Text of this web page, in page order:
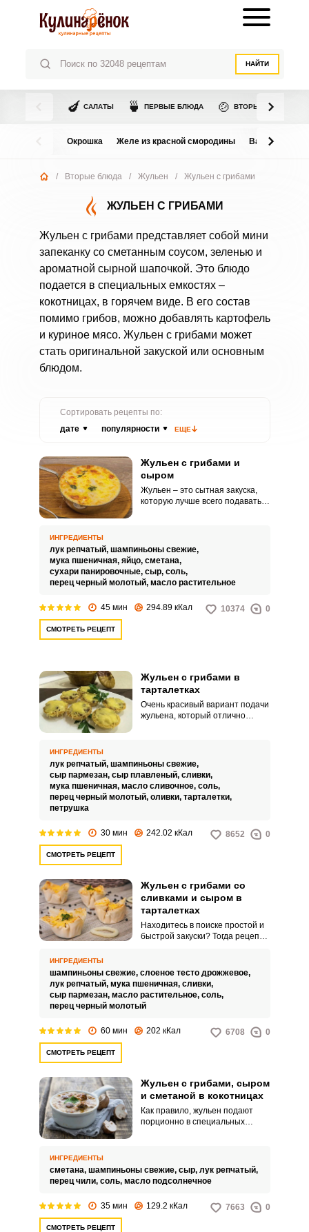
НАЙТИ
🍆 САЛАТЫ 🍵 ПЕРВЫЕ БЛЮДА 🍲 ВТОРЫЕ БЛЮДА
Окрошка Желе из красной смородины Варенье из
/ Вторые блюда / Жульен / Жульен с грибами
ЖУЛЬЕН С ГРИБАМИ
Жульен с грибами представляет собой мини
запеканку со сметанным соусом, зеленью и
ароматной сырной шапочкой. Это блюдо
подается в специальных емкостях –
кокотницах, в горячем виде. В его состав
помимо грибов, можно добавлять картофель
и куриное мясо. Жульен с грибами может
стать оригинальной закуской или основным
блюдом.
Сортировать рецепты по:
дате
популярности ЕЩЕ
Жульен с грибами и
сыром
Жульен – это сытная закуска,
которую лучше всего подавать
ИНГРЕДИЕНТЫ
лук репчатый, шампиньоны свежие,
мука пшеничная, яйцо, сметана,
сухари панировочные, сыр, соль,
перец черный молотый, масло растительное
45 мин 294.89 кКал 10374 0
СМОТРЕТЬ РЕЦЕПТ
Жульен с грибами в
тарталетках
Очень красивый вариант подачи
жульена, который отлично
ИНГРЕДИЕНТЫ
лук репчатый, шампиньоны свежие,
сыр пармезан, сыр плавленый, сливки,
мука пшеничная, масло сливочное, соль,
перец черный молотый, оливки, тарталетки,
петрушка
30 мин 242.02 кКал 8652 0
СМОТРЕТЬ РЕЦЕПТ
Жульен с грибами со
сливками и сыром в
тарталетках
Находитесь в поиске простой и
быстрой закуски? Тогда рецепт
прекрасно вписывается как в
повседневное, так и в
праздничное меню, несомненно,
сможет покорить вас не только
ИНГРЕДИЕНТЫ
шампиньоны свежие, слоеное тесто дрожжевое,
лук репчатый, мука пшеничная, сливки,
сыр пармезан, масло растительное, соль,
перец черный молотый
60 мин 202 кКал 6708 0
СМОТРЕТЬ РЕЦЕПТ
Жульен с грибами, сыром
и сметаной в кокотницах
Как правило, жульен подают
порционно в специальных
сковороде или стеклянной чаше.
ИНГРЕДИЕНТЫ
сметана, шампиньоны свежие, сыр, лук репчатый,
перец чили, соль, масло подсолнечное
35 мин 129.2 кКал 7663 0
СМОТРЕТЬ РЕЦЕПТ